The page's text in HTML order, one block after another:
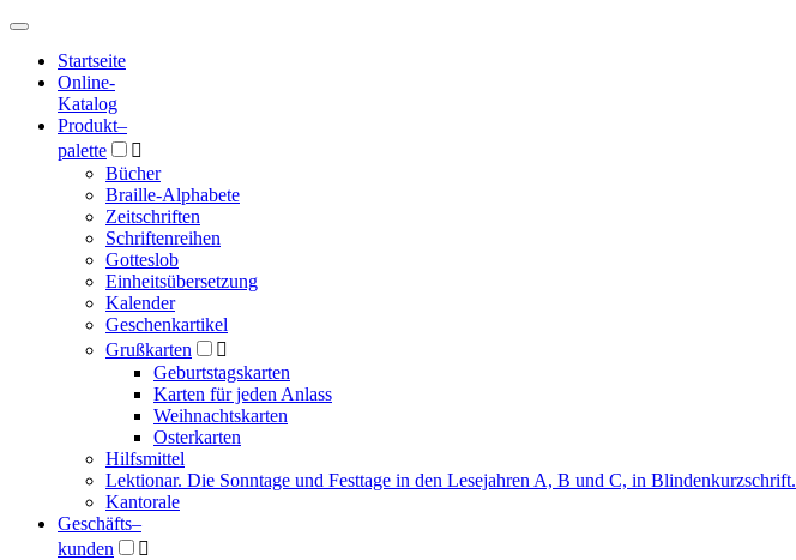
Hauptmenü
Hauptmenü
Startseite
Online-
Katalog
Produkt–
palette

Bücher
Braille-Alphabete
Zeitschriften
Schriftenreihen
Gotteslob
Einheitsübersetzung
Kalender
Geschenkartikel
Grußkarten

Geburtstagskarten
Karten für jeden Anlass
Weihnachtskarten
Osterkarten
Hilfsmittel
Lektionar. Die Sonntage und Festtage in den Lesejahren A, B und C, in Blindenkurzschrift.
Kantorale
Geschäfts­–
kunden
